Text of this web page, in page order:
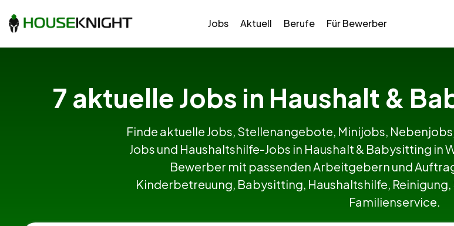
Jobs Aktuell Berufe Für Bewerber
7 aktuelle Jobs in Haushalt &
Finde aktuelle Jobs, Stellenangebote, Minijobs,
Jobs und Haushaltshilfe-Jobs in Haushalt & Babysitting in
Bewerber mit passenden Arbeitgebern und
Kinderbetreuung, Babysitting, Haushaltshilfe,
Familienservice.